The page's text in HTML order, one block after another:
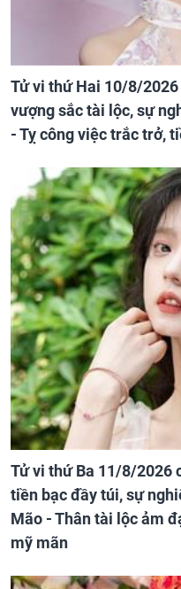
Tử vi thứ Hai 10/8/
vượng sắc tài lộc, sự
- Tỵ công việc trắc trở,
Tử vi thứ Ba 11/8/2026
tiền bạc đầy túi, sự
Mão - Thân tài lộc ảm
mỹ mãn